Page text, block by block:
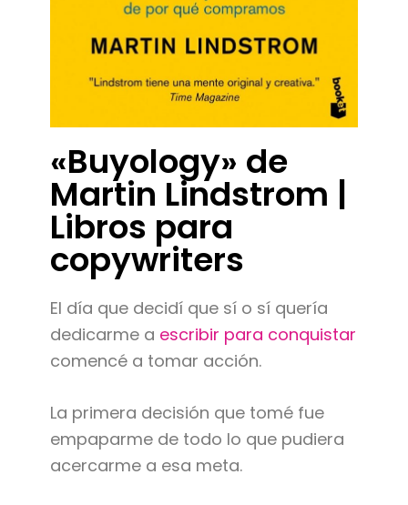
«Buyology» de
Martin Lindstrom |
Libros para
copywriters
El día que decidí que sí o sí quería
dedicarme a escribir para conquistar
comencé a tomar acción.
La primera decisión que tomé fue
empaparme de todo lo que pudiera
acercarme a esa meta.